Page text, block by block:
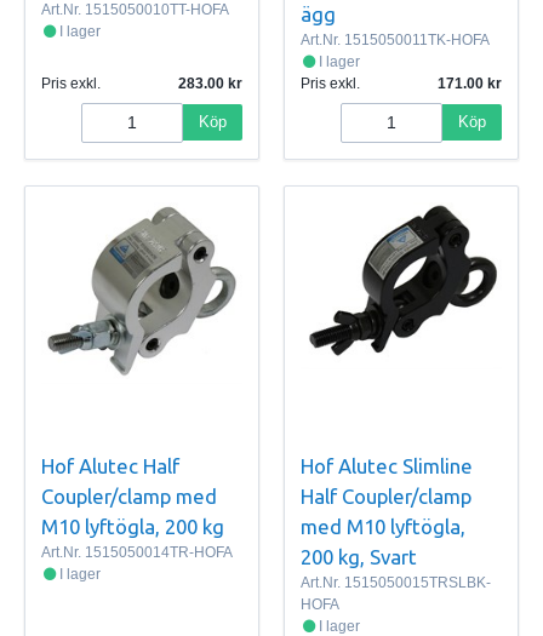
Art.Nr. 1515050010TT-HOFA
I lager
Pris exkl. 283.00
Köp
ägg
Art.Nr. 1515050011TK-HOFA
I lager
Pris exkl.
171.00
Köp
Hof Alutec Half
Coupler/clamp med
M10 lyftögla, 200 kg
Art.Nr. 1515050014TR-HOFA
I lager
Hof Alutec Slimline
Half Coupler/clamp
med M10 lyftögla,
200 kg, Svart
Art.Nr. 1515050015TRSLBK-
HOFA
I lager